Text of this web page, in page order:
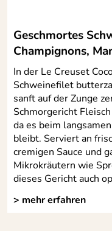
Geschmortes
Champignons,
In der Le Creuset
Schweinefilet
sanft auf der Zunge
Schmorgericht
da es beim
bleibt. Serviert an
cremigen Sauce und
Mikrokräutern wie
dieses Gericht auch
> mehr erfahren